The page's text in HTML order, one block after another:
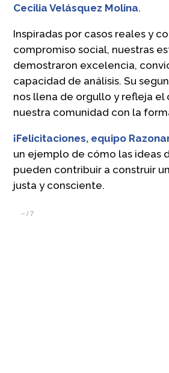
Cecilia Velásquez Molina.
Inspiradas por casos reales y
compromiso social, nuestras
demostraron excelencia,
capacidad de análisis. Su
nos llena de orgullo y refleja el
nuestra comunidad con la
¡Felicitaciones, equipo
un ejemplo de cómo las ideas
pueden contribuir a construir
justa y consciente.
– /7